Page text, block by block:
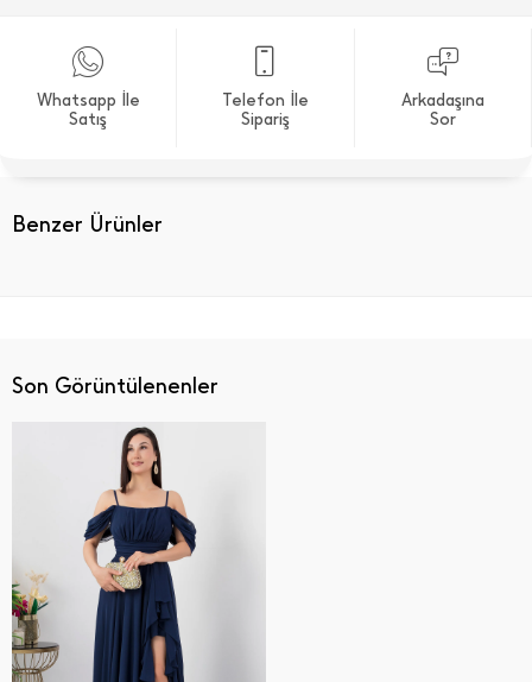
Whatsapp İle
Satış
Telefon İle
Sipariş
Arkadaşına
Sor
Benzer Ürünler
Son Görüntülenenler